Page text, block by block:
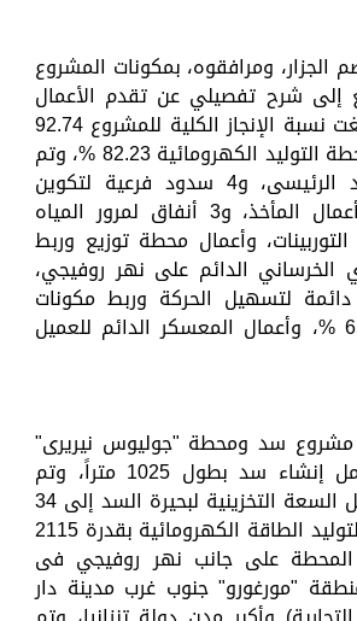
الجزار، ومرافقوه، بمكونات المشروع
إلى شرح تفصيلي عن تقدم الأعمال
بالمشروع، حيث بلغت نسبة الإنجاز الكلية للمشروع 92.74
%، ونسبة إنجاز محطة التوليد الكهرومائية 82.23 %، وتم
الانتهاء من السد الرئيسى، و4 سدود فرعية لتكوين
الخزان المائي، وأعمال المأخذ، و3 أنفاق لمرور المياه
وأعمال محطة توزيع وربط
الخرساني الدائم على نهر روفيجي،
لتسهيل الحركة وربط مكونات
المشروع بنسبة 65 %، وأعمال المعسكر الدائم للعميل
مشروع سد ومحطة "جوليوس نيريرى"
الكهرومائية، يشمل إنشاء سد بطول 1025 متراً، وتم
الانتهاء منه، وتصل السعة التخزينية لبحيرة السد إلى 34
مليار م3، ومحطة لتوليد الطاقة الكهرومائية بقدرة 2115
على جانب نهر روفيجي فى
"مورغورو" جنوب غرب مدينة دار